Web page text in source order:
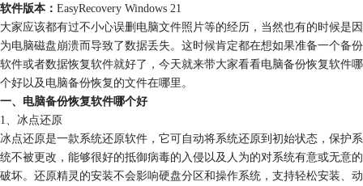
软件版本： EasyRecovery Windows 21
大家应该都有过不小心误删电脑文件照片等的经历，当然也有的时候是因
为电脑磁盘崩溃而导致了数据丢失。这时候肯定都在想如果准备一个备份
软件或者数据恢复软件就好了，今天就来带大家看看电脑备份恢复软件哪
个好以及电脑备份恢复的文件在哪里。
一、电脑备份恢复软件哪个好
1、冰点还原
冰点还原是一款系统还原软件，它可自动将系统还原到初始状态，保护系
统不被更改，能够很好的抵御病毒的入侵以及人为的对系统有意或无意的
破坏。还原精灵的安装不会影响硬盘分区和操作系统，支持轻松安装、动